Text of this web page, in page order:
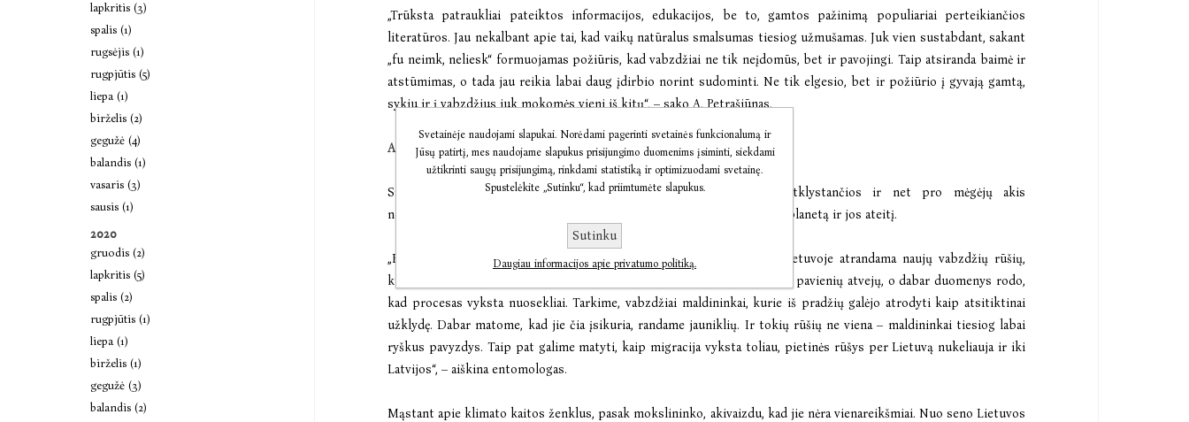
„Trūksta patraukliai pateiktos informacijos, edukacijos, be to, gamtos pažinimą populiariai perteikiančios
literatūros. Jau nekalbant apie tai, kad vaikų natūralus smalsumas tiesiog užmušamas. Juk vien sustabdant, sakant
„fu neimk, neliesk“ formuojamas požiūris, kad vabzdžiai ne tik neįdomūs, bet ir pavojingi. Taip atsiranda baimė ir
atstūmimas, o tada jau reikia labai daug įdirbio norint sudominti. Ne tik elgesio, bet ir požiūrio į gyvają gamtą,
sykiu ir į vabzdžius juk mokomės vieni iš kitų“, – sako A. Petrašiūnas.
Anksčiau neregėti vabzdžiai – klimato kaitos ženklas
Specialisto teigimu, būtent besikeičiančios, naujai į teritoriją atklystančios ir net pro mėgėjų akis
nepraslystančios vabzdžių rūšys leidžia nemažai ką pasakyti apie mūsų planetą ir jos ateitį.
„Faktas, kad pastaraisiais metais turime vis daugiau pavyzdžių, kai Lietuvoje atrandama naujų vabzdžių rūšių,
kurios tradiciškai būdingos Pietų kraštams. Anksčiau pasitaikydavo vos pavienių atvejų, o dabar duomenys rodo,
kad procesas vyksta nuosekliai. Tarkime, vabzdžiai maldininkai, kurie iš pradžių galėjo atrodyti kaip atsitiktinai
užklydę. Dabar matome, kad jie čia įsikuria, randame jauniklių. Ir tokių rūšių ne viena – maldininkai tiesiog labai
ryškus pavyzdys. Taip pat galime matyti, kaip migracija vyksta toliau, pietinės rūšys per Lietuvą nukeliauja ir iki
Latvijos“, – aiškina entomologas.
Mąstant apie klimato kaitos ženklus, pasak mokslininko, akivaizdu, kad jie nėra vienareikšmiai. Nuo seno Lietuvos
lapkritis (3)
spalis (1)
rugsėjis (1)
rugpjūtis (5)
liepa (1)
birželis (2)
gegužė (4)
balandis (1)
vasaris (3)
sausis (1)
2020
gruodis (2)
lapkritis (5)
spalis (2)
rugpjūtis (1)
liepa (1)
birželis (1)
gegužė (3)
balandis (2)
Svetainėje naudojami slapukai. Norėdami pagerinti svetainės funkcionalumą ir
Jūsų patirtį, mes naudojame slapukus prisijungimo duomenims įsiminti, siekdami
užtikrinti saugų prisijungimą, rinkdami statistiką ir optimizuodami svetainę.
Spustelėkite „Sutinku“, kad priimtumėte slapukus.
Sutinku
Daugiau informacijos apie privatumo politiką.